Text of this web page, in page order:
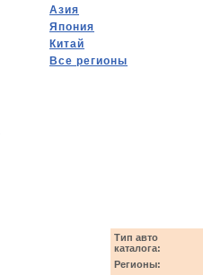
Азия
Япония
Китай
Все регионы
Тип авто
каталога:
Регионы: